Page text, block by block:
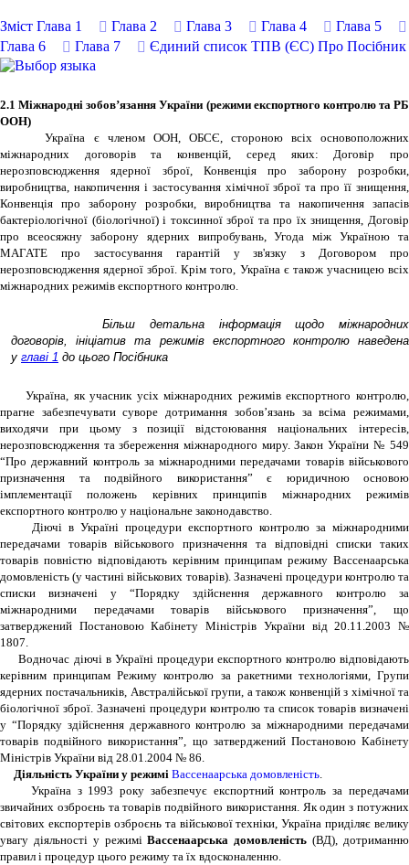
Зміст Глава 1 Глава 2 Глава 3 Глава 4
Глава 5
Глава 6
Глава 7 Єдиний список ТПВ (ЄС) Про Посібник
2.1 Міжнародні зобов’язання України (режими експортного контролю та РБ
ООН)
Україна є членом ООН, ОБСЄ, стороною всіх основоположних
міжнародних договорів та конвенцій, серед яких: Договір про
нерозповсюдження ядерної зброї, Конвенція про заборону розробки,
виробництва, накопичення і застосування хімічної зброї та про її знищення,
Конвенція про заборону розробки, виробництва та накопичення запасів
бактеріологічної (біологічної) і токсинної зброї та про їх знищення, Договір
про всеосяжну заборону ядерних випробувань, Угода між Україною та
МАГАТЕ про застосування гарантій у зв'язку з Договором про
нерозповсюдження ядерної зброї. Крім того, Україна є також учасницею всіх
міжнародних режимів експортного контролю.
Більш детальна інформація щодо міжнародних
договорів, ініціатив та режимів експортного контролю наведена
у главі 1 до цього Посібника
Україна, як учасник усіх міжнародних режимів експортного контролю,
прагне забезпечувати суворе дотримання зобов’язань за всіма режимами,
виходячи при цьому з позиції відстоювання національних інтересів,
нерозповсюдження та збереження міжнародного миру. Закон України № 549
“Про державний контроль за міжнародними передачами товарів військового
призначення та подвійного використання” є юридичною основою
імплементації положень керівних принципів міжнародних режимів
експортного контролю у національне законодавство.
Діючі в Україні процедури експортного контролю за міжнародними
передачами товарів військового призначення та відповідні списки таких
товарів повністю відповідають керівним принципам режиму Вассенаарська
домовленість (у частині військових товарів). Зазначені процедури контролю та
списки визначені у “Порядку здійснення державного контролю за
міжнародними передачами товарів військового призначення”, що
затверджений Постановою Кабінету Міністрів України від 20.11.2003 №
1807.
Водночас діючі в Україні процедури експортного контролю відповідають
керівним принципам Режиму контролю за ракетними технологіями, Групи
ядерних постачальників, Австралійської групи, а також конвенцій з хімічної та
біологічної зброї. Зазначені процедури контролю та список товарів визначені
у “Порядку здійснення державного контролю за міжнародними передачами
товарів подвійного використання”, що затверджений Постановою Кабінету
Міністрів України від 28.01.2004 № 86.
Діяльність України у режимі Вассенаарська домовленість.
Україна з 1993 року забезпечує експортний контроль за передачами
звичайних озброєнь та товарів подвійного використання. Як один з потужних
світових експортерів озброєнь та військової техніки, Україна приділяє велику
увагу діяльності у режиміВассенаарська домовленість (ВД), дотриманню
правил і процедур цього режиму та їх вдосконаленню.